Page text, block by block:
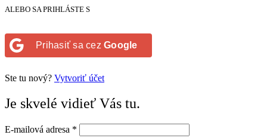
ALEBO SA PRIHLÁSTE S
Prihasiť sa cez Google
Ste tu nový? Vytvoriť účet
Je skvelé vidieť Vás tu.
E-mailová adresa *